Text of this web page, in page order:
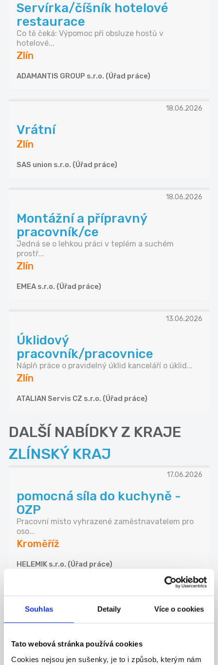
Souhlas Detaily Více o cookies
Tato webová stránka používá cookies
Cookies nejsou jen sušenky, je to i způsob, kterým nám
Servírka/číšník hotelové
restaurace
Co tě čeká: Výpomoc při obsluze hostů v
hotelové...
Zlín
ADAMANTIS GROUP s.r.o. (Úřad práce)
18.06.2026
Vrátní
Zlín
SAS union s.r.o. (Úřad práce)
18.06.2026
Montážní a přípravný
pracovník/ce
Jedná se o lehkou práci v teplém a suchém
prostř...
Zlín
EMEA s.r.o. (Úřad práce)
13.06.2026
Úklidový
pracovník/pracovnice
Náplň práce o pravidelný úklid kanceláří o úklid...
Zlín
ATALIAN Servis CZ s.r.o. (Úřad práce)
DALŠÍ NABÍDKY Z KRAJE
ZLÍNSKÝ KRAJ
17.06.2026
pomocná síla do kuchyně -
OZP
Pracovní místo vyhrazené zaměstnavatelem pro
oso...
Kroměříž
HELEMIK s.r.o. (Úřad práce)
vedoucí školní jídelny
no...